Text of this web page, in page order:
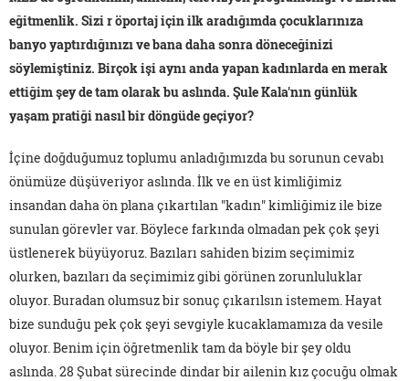
eğitmenlik. Sizi r öportaj için ilk aradığımda çocuklarınıza
banyo yaptırdığınızı ve bana daha sonra döneceğinizi
söylemiştiniz. Birçok işi aynı anda yapan kadınlarda en merak
ettiğim şey de tam olarak bu aslında. Şule Kala'nın günlük
yaşam pratiği nasıl bir döngüde geçiyor?
İçine doğduğumuz toplumu anladığımızda bu sorunun cevabı
önümüze düşüveriyor aslında. İlk ve en üst kimliğimiz
insandan daha ön plana çıkartılan "kadın" kimliğimiz ile bize
sunulan görevler var. Böylece farkında olmadan pek çok şeyi
üstlenerek büyüyoruz. Bazıları sahiden bizim seçimimiz
olurken, bazıları da seçimimiz gibi görünen zorunluluklar
oluyor. Buradan olumsuz bir sonuç çıkarılsın istemem. Hayat
bize sunduğu pek çok şeyi sevgiyle kucaklamamıza da vesile
oluyor. Benim için öğretmenlik tam da böyle bir şey oldu
aslında. 28 Şubat sürecinde dindar bir ailenin kız çocuğu olmak